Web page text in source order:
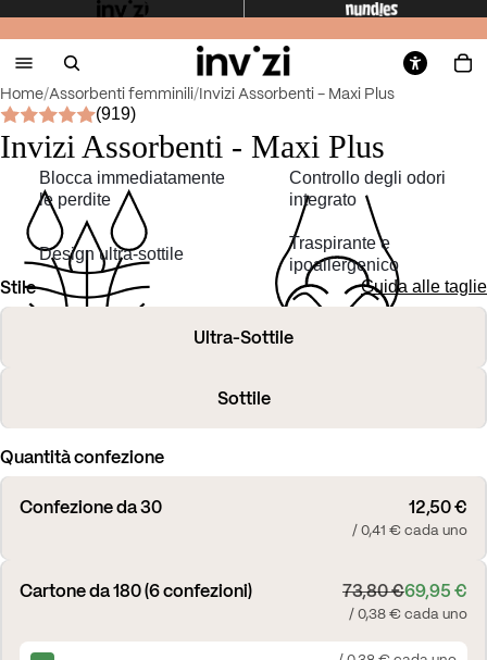
Home/Assorbenti femminili/ Invizi Assorbenti - Maxi Plus
(919)
Invizi Assorbenti - Maxi Plus
Blocca immediatamente
le perdite
Controllo degli odori
integrato
Design ultra-sottile
Traspirante e
ipoallergenico
Stile Guida alle taglie
Ultra-Sottile
Sottile
Quantità confezione
Confezione da 30 12,50 €
/ 0,41 € cada uno
Cartone da 180 (6 confezioni) 73,80 €69,95 €
/ 0,38 € cada uno